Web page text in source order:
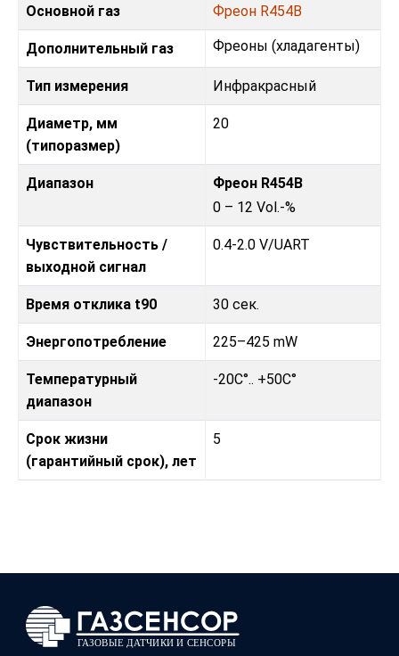
Основной газ Фреон R454B
Дополнительный газ Фреoны (хладагенты)
Тип измерения Инфракрасный
Диаметр, мм
(типоразмер)
20
Диапазон
Фреон R454B
0 – 12 Vol.-%
Чувствительность /
выходной сигнал
0.4-2.0 V/UART
Время отклика t90 30 сек.
Энергопотребление 225–425 mW
Температурный
диапазон
-20C°.. +50C°
Срок жизни
(гарантийный срок), лет
5